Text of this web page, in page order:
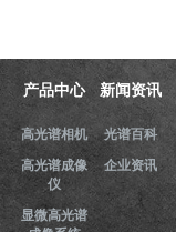
产品中心
高光谱相机
高光谱成像
仪
显微高光谱
新闻资讯
光谱百科
企业资讯